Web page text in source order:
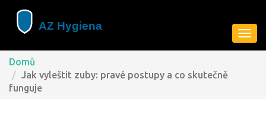
Domů
Jak vyleštit zuby: pravé postupy a co skutečně
funguje